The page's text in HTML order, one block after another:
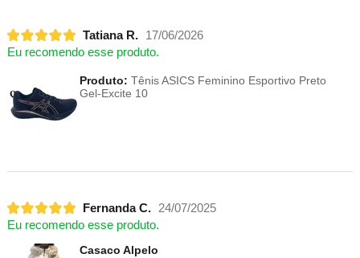
Tatiana R.
17/06/2026
Eu recomendo esse produto.
Produto: Tênis ASICS Feminino Esportivo Preto
Gel-Excite 10
Fernanda C.
24/07/2025
Eu recomendo esse produto.
Casaco Alpelo